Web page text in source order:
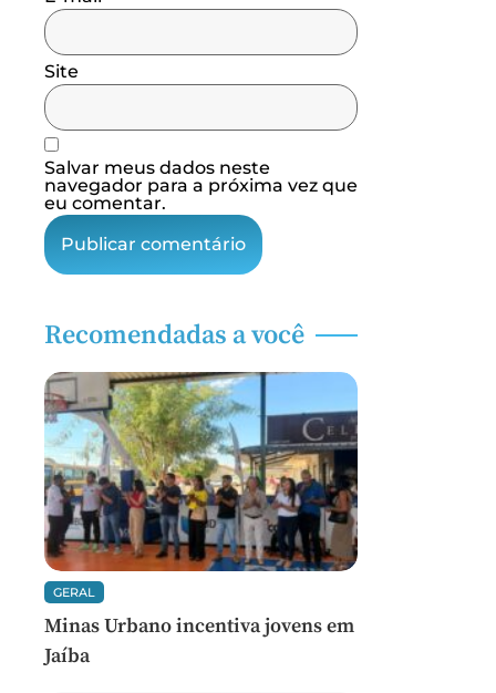
Site
Salvar meus dados neste
navegador para a próxima vez que
eu comentar.
Recomendadas a você
GERAL
Minas Urbano incentiva jovens em
Jaíba